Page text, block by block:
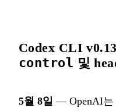
Codex CLI
control 및
5월 8일 — OpenAI는